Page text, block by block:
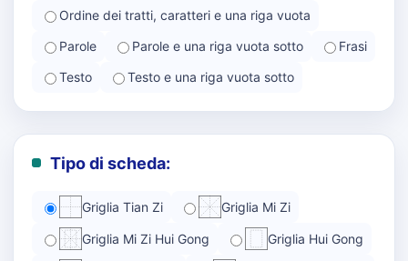
Ordine dei tratti, caratteri e una riga vuota
Parole
Parole e una riga vuota sotto
Frasi
Testo
Testo e una riga vuota sotto
Tipo di scheda:
Griglia Tian Zi Griglia Mi Zi
Griglia Mi Zi Hui Gong Griglia Hui Gong